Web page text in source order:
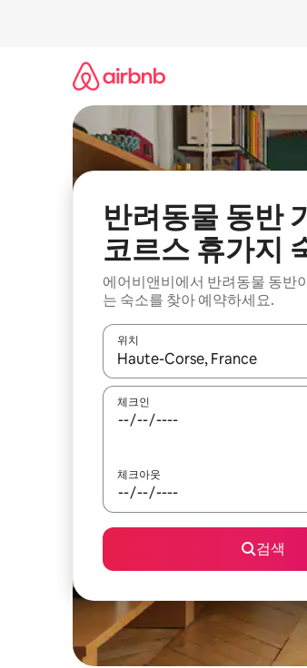
반려동물 동반
코르스 휴가지
에어비앤비에서 반려동물 동반
는 숙소를 찾아 예약하세요.
위치
결과가 나오면 위·아래 화살표 키
체크인
체크아웃
검색